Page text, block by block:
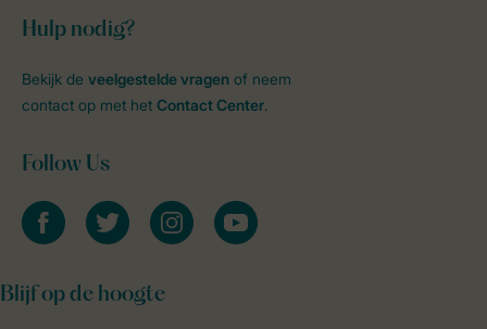
Hulp nodig?
Bekijk de veelgestelde vragen of neem
contact op met het Contact Center.
Follow Us
facebooktwitter instagramyoutube
Blijf op de hoogte